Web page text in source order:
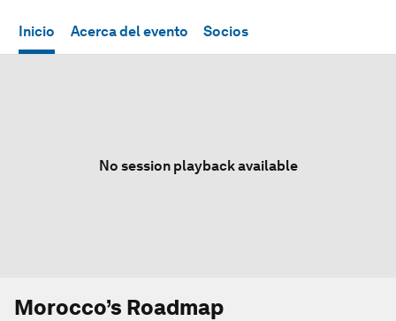
Inicio Acerca del evento Socios
No session playback available
Morocco’s Roadmap